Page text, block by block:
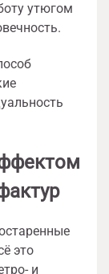
утюгом
это
и